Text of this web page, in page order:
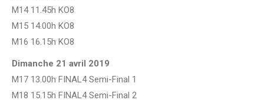
M14 11.45h KO8
M15 14.00h KO8
M16 16.15h KO8
Dimanche 21 avril 2019
M17 13.00h FINAL4 Semi-Final 1
M18 15.15h FINAL4 Semi-Final 2